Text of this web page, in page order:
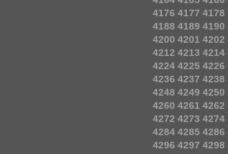
4176 4177 4178
4188 4189 4190
4200 4201 4202
4212 4213 4214
4224 4225 4226
4236 4237 4238
4248 4249 4250
4260 4261 4262
4272 4273 4274
4284 4285 4286
4296 4297 4298